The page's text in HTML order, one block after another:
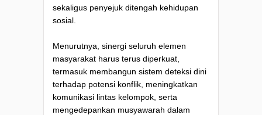
sekaligus penyejuk ditengah kehidupan
sosial.
Menurutnya, sinergi seluruh elemen
masyarakat harus terus diperkuat,
termasuk membangun sistem deteksi dini
terhadap potensi konflik, meningkatkan
komunikasi lintas kelompok, serta
mengedepankan musyawarah dalam